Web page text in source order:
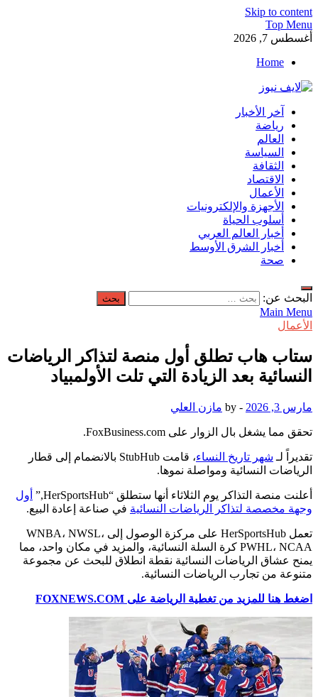
Skip to content
Top Menu
أغسطس 7, 2026
Home
لايف نيوز
آخر الأخبار العاجلة لحظة بلحظة من العالم العربي والعالم
آخر الأخبار
رياضة
العالم
السياسة
الثقافة
الاقتصاد
الأعمال
الأجهزة والإلكترونيات
أسلوب الحياة
أخبار العالم العربي
أخبار الشرق الأوسط
صحة
البحث عن:
Main Menu
الأعمال
ستاب هاب تطلق أول منصة لتذاكر الرياضات
النسائية بعد الزيادة التي تلت الأولمبياد
مارس 3, 2026 -
by مازن العلي
تحقق مما يشغل بال الزوار على FoxBusiness.com.
تقديراً لـ شهر تاريخ النساء
، قامت StubHub بالانضمام إلى قطار
الرياضات النسائية ومواصلة نموها.
أعلنت منصة التذاكر يوم الثلاثاء أنها ستطلق “HerSportsHub,”
أول
وجهة مخصصة لتذاكر الرياضات النسائية في صناعة إعادة البيع.
تعمل HerSportsHub على مركزة الوصول إلى WNBA، NWSL،
PWHL، NCAA كرة السلة النسائية، والمزيد في مكان واحد، مما
يمنح عشاق الرياضات النسائية نقطة انطلاق للبحث عن مجموعة
متنوعة من تجارب الرياضات النسائية.
اضغط هنا للمزيد من تغطية الرياضة على FOXNEWS.COM